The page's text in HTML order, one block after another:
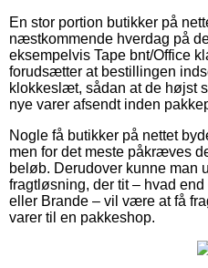
En stor portion butikker på
næstkommende hverdag på
eksempelvis Tape bnt/Office
forudsætter at bestillingen
klokkeslæt, sådan at de højst
nye varer afsendt inden
Nogle få butikker på nettet
men for det meste påkræves
beløb. Derudover kunne man
fragtløsning, der tit – hvad
eller Brande – vil være at få
varer til en pakkeshop.